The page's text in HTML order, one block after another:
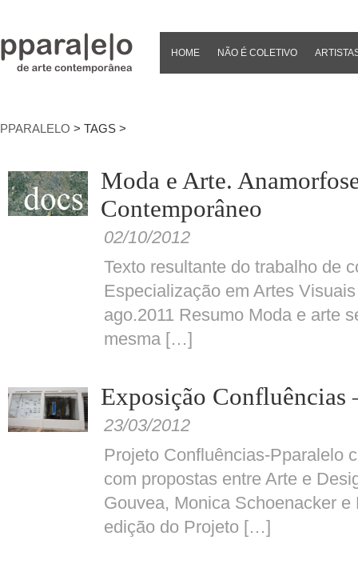
HOME NÃO É COLETIVO
PPARALELO > TAGS >
Moda e Arte.
Contemporâneo
02/10/2012
Texto resultante do trabalho de
Especialização em Artes
ago.2011 Resumo Moda e arte
mesma […]
Exposição Confluências
23/03/2012
Projeto Confluências-Pparalelo
com propostas entre Arte e
Gouvea, Monica Schoenacker e
edição do Projeto […]